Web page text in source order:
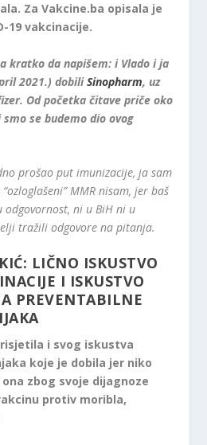
Za Vakcine.ba opisala je
19 vakcinacije.
kratko da napišem: i Vlado i ja
2021.) dobiliSinopharm, uz
Od početka čitave priče oko
se budemo dio ovog
prošao put imunizacije, ja sam
MMR nisam, jer baš
ni u BiH ni u
tražili odgovore na pitanja.
LIČNO ISKUSTVO
I ISKUSTVO
PREVENTABILNE
i svog iskustva
koje je dobila jer niko
zbog svoje dijagnoze
protiv moribla,